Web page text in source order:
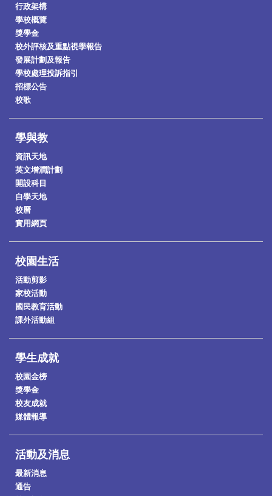
行政架構
學校概覽
獎學金
校外評核及重點視學報告
發展計劃及報告
學校處理投訴指引
招標公告
校歌
學與教
資訊天地
英文增潤計劃
開設科目
自學天地
校曆
實用網頁
校園生活
活動剪影
家校活動
國民教育活動
課外活動組
學生成就
校園金榜
獎學金
校友成就
媒體報導
活動及消息
最新消息
通告